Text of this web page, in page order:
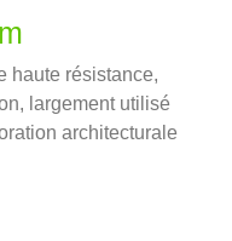
haute résistance,
largement utilisé
architecturale